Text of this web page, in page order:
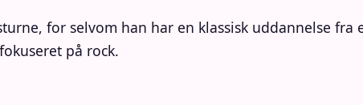
for selvom han har en klassisk uddannelse fra
på rock.